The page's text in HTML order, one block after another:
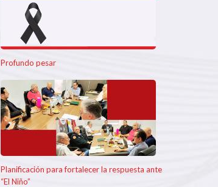
Profundo pesar
Planificación para fortalecer la respuesta ante
“El Niño”